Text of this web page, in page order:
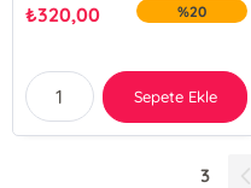
₺320,00 %20
Sepete Ekle
3